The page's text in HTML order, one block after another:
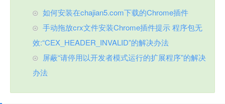
如何安装在chajian5.com下载的Chrome插件
手动拖放crx文件安装Chrome插件提示 程序包无
效:“CEX_HEADER_INVALID”的解决办法
屏蔽“请停用以开发者模式运行的扩展程序”的解决
办法